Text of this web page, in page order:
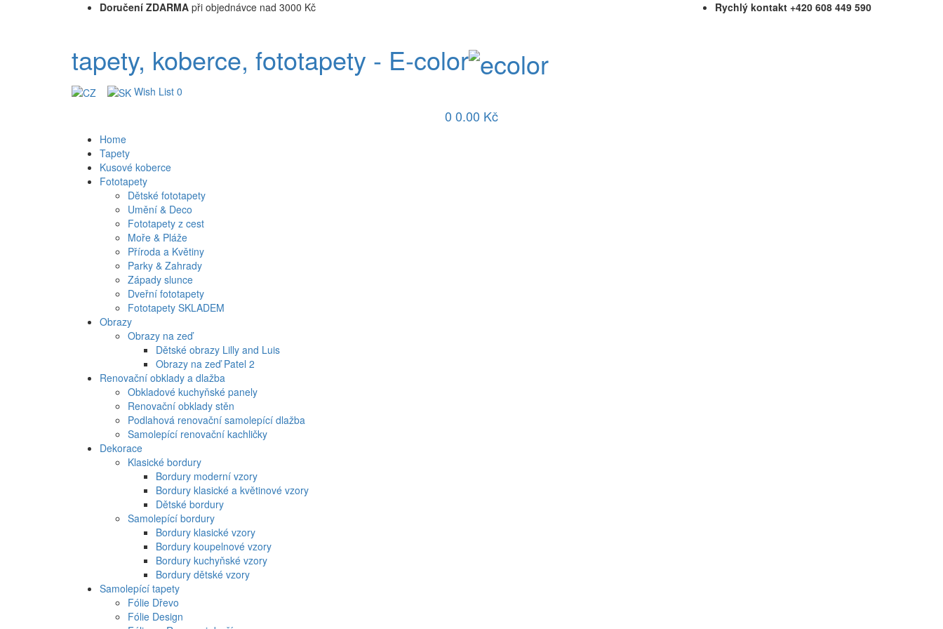
Doručení ZDARMA při objednávce nad 3000 Kč Rychlý kontakt +420 608 449 590
tapety, koberce, fototapety - E-color
Wish List 0
0 0.00 Kč
Home
Tapety
Kusové koberce
Fototapety
Dětské fototapety
Umění & Deco
Fototapety z cest
Moře & Pláže
Příroda a Květiny
Parky & Zahrady
Západy slunce
Dveřní fototapety
Fototapety SKLADEM
Obrazy
Obrazy na zeď
Dětské obrazy Lilly and Luis
Obrazy na zeď Patel 2
Renovační obklady a dlažba
Obkladové kuchyňské panely
Renovační obklady stěn
Podlahová renovační samolepící dlažba
Samolepící renovační kachličky
Dekorace
Klasické bordury
Bordury moderní vzory
Bordury klasické a květinové vzory
Dětské bordury
Samolepící bordury
Bordury klasické vzory
Bordury koupelnové vzory
Bordury kuchyňské vzory
Bordury dětské vzory
Samolepící tapety
Fólie Dřevo
Fólie Design